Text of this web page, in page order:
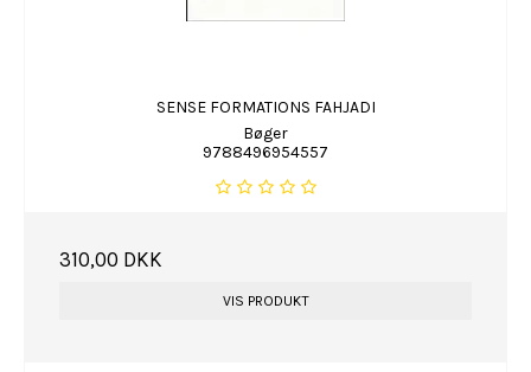
SENSE FORMATIONS FAHJADI
Bøger
9788496954557
310,00 DKK
VIS PRODUKT